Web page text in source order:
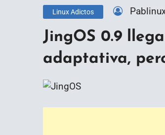
Linux Adictos
JingOS 0.9
adaptativa,